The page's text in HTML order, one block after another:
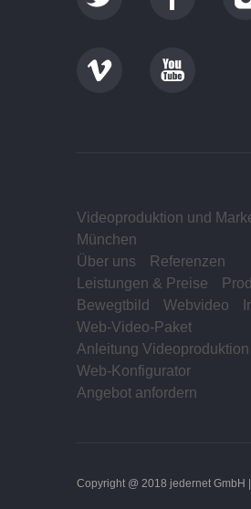
Videoproduktion und
München
Über uns
Referenzen
Leistungen & Preise
Bewegtbild
Webvideo
Web-Video-Paket
Anleitung Videoproduktion
Web-Konfigurator
Angebot anfordern
Copyright @ 2018 jedernet GmbH |